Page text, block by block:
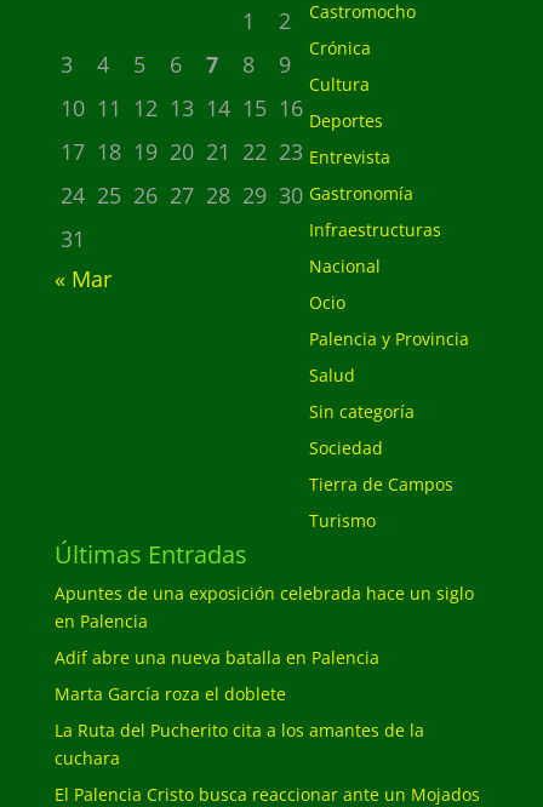
1
2
3
4 5 6 7 8
9
10 11 12 13 14 15 16
17 18 19 20 21 22 23
24 25 26 27 28 29 30
31
« Mar
Castromocho
Crónica
Cultura
Deportes
Entrevista
Gastronomía
Infraestructuras
Nacional
Ocio
Palencia y Provincia
Salud
Sin categoría
Sociedad
Tierra de Campos
Turismo
Últimas Entradas
Apuntes de una exposición celebrada hace un siglo
en Palencia
Adif abre una nueva batalla en Palencia
Marta García roza el doblete
La Ruta del Pucherito cita a los amantes de la
cuchara
El Palencia Cristo busca reaccionar ante un Mojados